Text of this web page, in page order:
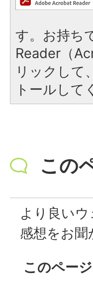
す。お持ち
Reader（
リックして
トールして
この
より良い
感想をお聞
このペー